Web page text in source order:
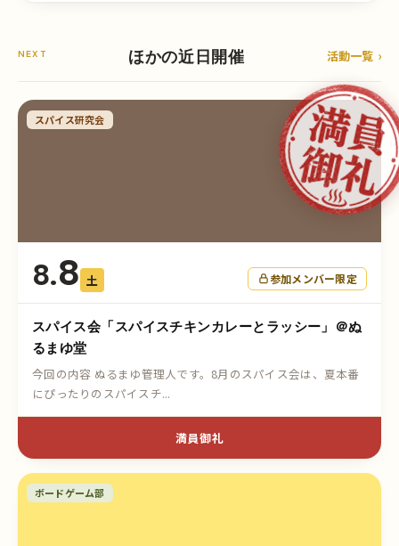
NEXT ほかの近日開催 活動一覧
スパイス研究会
8.8 土 参加メンバー限定
スパイス会「スパイスチキンカレーとラッシー」＠ぬ
るまゆ堂
今回の内容 ぬるまゆ管理人です。8月のスパイス会は、夏本番
にぴったりのスパイスチ...
満員御礼
ボードゲーム部